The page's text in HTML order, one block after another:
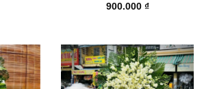
900.000 ₫